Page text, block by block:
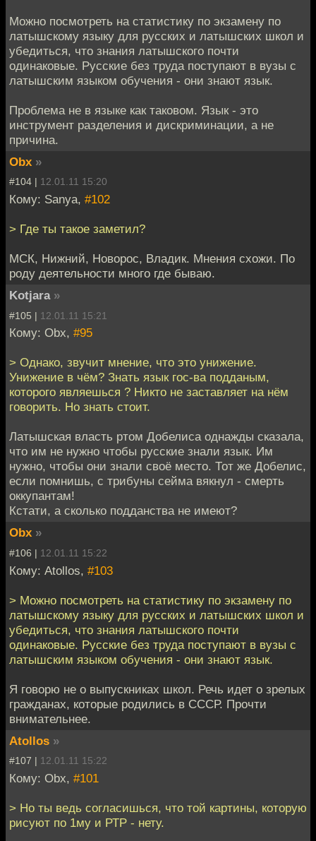
Можно посмотреть на статистику по экзамену по
латышскому языку для русских и латышских школ и
убедиться, что знания латышского почти
одинаковые. Русские без труда поступают в вузы с
латышским языком обучения - они знают язык.
Проблема не в языке как таковом. Язык - это
инструмент разделения и дискриминации, а не
причина.
Obx »
#104 | 12.01.11 15:20
Кому: Sanya, #102
> Где ты такое заметил?
МСК, Нижний, Новорос, Владик. Мнения схожи. По
роду деятельности много где бываю.
Kotjara »
#105 | 12.01.11 15:21
Кому: Obx, #95
> Однако, звучит мнение, что это унижение.
Унижение в чём? Знать язык гос-ва подданым,
которого являешься ? Никто не заставляет на нём
говорить. Но знать стоит.
Латышская власть ртом Добелиса однажды сказала,
что им не нужно чтобы русские знали язык. Им
нужно, чтобы они знали своё место. Тот же Добелис,
если помнишь, с трибуны сейма вякнул - смерть
оккупантам!
Кстати, а сколько подданства не имеют?
Obx »
#106 | 12.01.11 15:22
Кому: Atollos, #103
> Можно посмотреть на статистику по экзамену по
латышскому языку для русских и латышских школ и
убедиться, что знания латышского почти
одинаковые. Русские без труда поступают в вузы с
латышским языком обучения - они знают язык.
Я говорю не о выпускниках школ. Речь идет о зрелых
гражданах, которые родились в СССР. Прочти
внимательнее.
Atollos »
#107 | 12.01.11 15:22
Кому: Obx, #101
> Но ты ведь согласишься, что той картины, которую
рисуют по 1му и РТР - нету.